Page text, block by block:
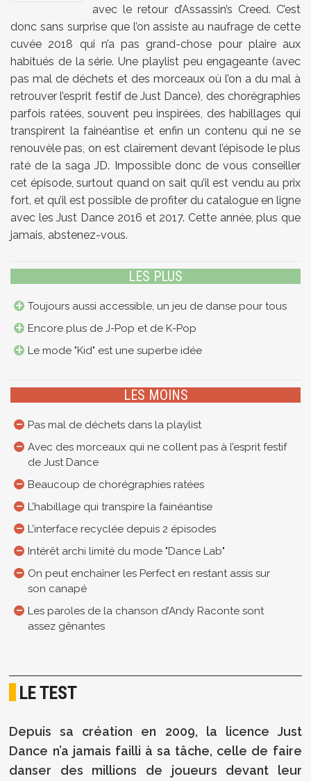
avec le retour d’Assassin’s Creed. C’est
donc sans surprise que l’on assiste au naufrage de cette
cuvée 2018 qui n’a pas grand-chose pour plaire aux
habitués de la série. Une playlist peu engageante (avec
pas mal de déchets et des morceaux où l’on a du mal à
retrouver l’esprit festif de Just Dance), des chorégraphies
parfois ratées, souvent peu inspirées, des habillages qui
transpirent la fainéantise et enfin un contenu qui ne se
renouvèle pas, on est clairement devant l’épisode le plus
raté de la saga JD. Impossible donc de vous conseiller
cet épisode, surtout quand on sait qu’il est vendu au prix
fort, et qu’il est possible de profiter du catalogue en ligne
avec les Just Dance 2016 et 2017. Cette année, plus que
jamais, abstenez-vous.
LES PLUS
Toujours aussi accessible, un jeu de danse pour tous
Encore plus de J-Pop et de K-Pop
Le mode "Kid" est une superbe idée
LES MOINS
Pas mal de déchets dans la playlist
Avec des morceaux qui ne collent pas à l’esprit festif
de Just Dance
Beaucoup de chorégraphies ratées
L’habillage qui transpire la fainéantise
L’interface recyclée depuis 2 épisodes
Intérêt archi limité du mode "Dance Lab"
On peut enchaîner les Perfect en restant assis sur
son canapé
Les paroles de la chanson d’Andy Raconte sont
assez gênantes
LE TEST
Depuis sa création en 2009, la licence Just
Dance n’a jamais failli à sa tâche, celle de faire
danser des millions de joueurs devant leur